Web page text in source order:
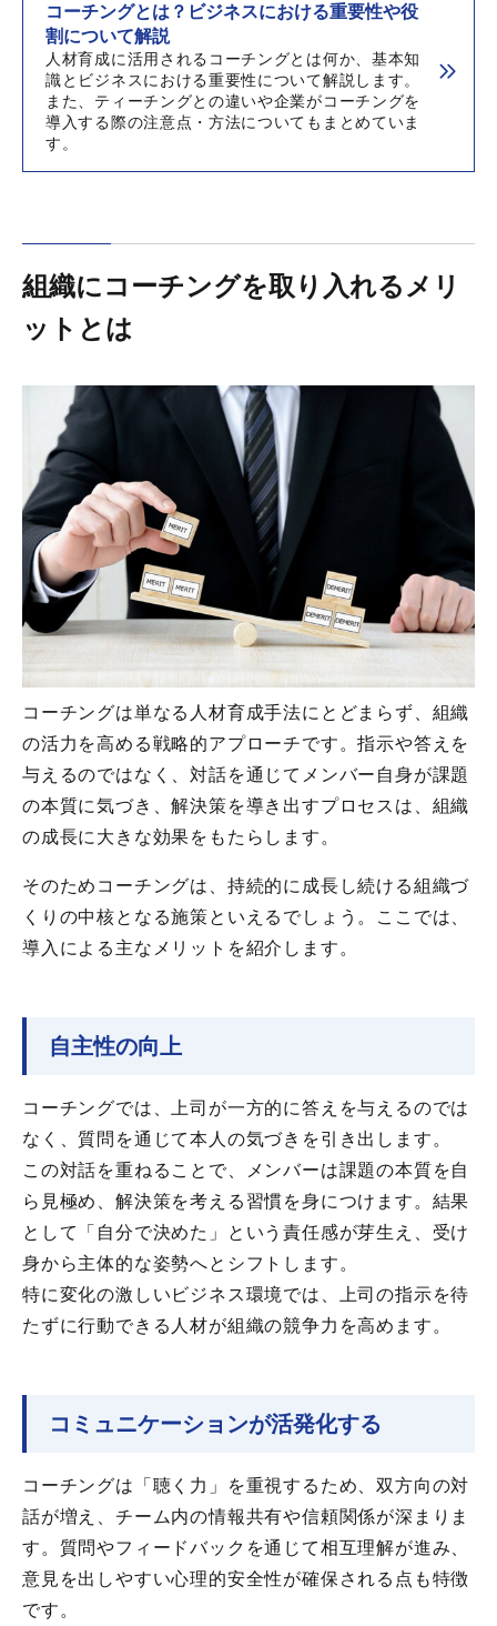
コーチングとは？ビジネスにおける重要性や役
割について解説
人材育成に活用されるコーチングとは何か、基本知
識とビジネスにおける重要性について解説します。
また、ティーチングとの違いや企業がコーチングを
導入する際の注意点・方法についてもまとめていま
す。
組織にコーチングを取り入れるメリ
ットとは
コーチングは単なる人材育成手法にとどまらず、組織
の活力を高める戦略的アプローチです。指示や答えを
与えるのではなく、対話を通じてメンバー自身が課題
の本質に気づき、解決策を導き出すプロセスは、組織
の成長に大きな効果をもたらします。
そのためコーチングは、持続的に成長し続ける組織づ
くりの中核となる施策といえるでしょう。ここでは、
導入による主なメリットを紹介します。
自主性の向上
コーチングでは、上司が一方的に答えを与えるのでは
なく、質問を通じて本人の気づきを引き出します。
この対話を重ねることで、メンバーは課題の本質を自
ら見極め、解決策を考える習慣を身につけます。結果
として「自分で決めた」という責任感が芽生え、受け
身から主体的な姿勢へとシフトします。
特に変化の激しいビジネス環境では、上司の指示を待
たずに行動できる人材が組織の競争力を高めます。
コミュニケーションが活発化する
コーチングは「聴く力」を重視するため、双方向の対
話が増え、チーム内の情報共有や信頼関係が深まりま
す。質問やフィードバックを通じて相互理解が進み、
意見を出しやすい心理的安全性が確保される点も特徴
です。